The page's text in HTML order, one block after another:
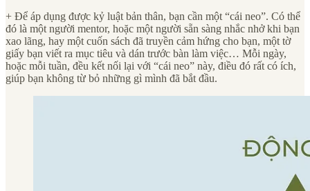
+ Để áp dụng được kỷ luật bản thân, bạn cần một “cái neo”. Có thể
đó là một người mentor, hoặc một người sẵn sàng nhắc nhở khi bạn
xao lãng, hay một cuốn sách đã truyền cảm hứng cho bạn, một tờ
giấy bạn viết ra mục tiêu và dán trước bàn làm việc… Mỗi ngày,
hoặc mỗi tuần, đều kết nối lại với “cái neo” này, điều đó rất có ích,
giúp bạn không từ bỏ những gì mình đã bắt đầu.